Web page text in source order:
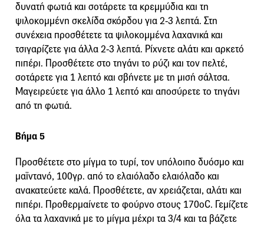
δυνατή φωτιά και σοτάρετε τα κρεμμύδια και τη
ψιλοκομμένη σκελίδα σκόρδου για 2-3 λεπτά. Στη
συνέχεια προσθέτετε τα ψιλοκομμένα λαχανικά και
τσιγαρίζετε για άλλα 2-3 λεπτά. Ρίχνετε αλάτι και αρκετό
πιπέρι. Προσθέτετε στο τηγάνι το ρύζι και τον πελτέ,
σοτάρετε για 1 λεπτό και σβήνετε με τη μισή σάλτσα.
Μαγειρεύετε για άλλο 1 λεπτό και αποσύρετε το τηγάνι
από τη φωτιά.
Βήμα 5
Προσθέτετε στο μίγμα το τυρί, τον υπόλοιπο δυόσμο και
μαϊντανό, 100γρ. από το ελαιόλαδο ελαιόλαδο και
ανακατεύετε καλά. Προσθέτετε, αν χρειάζεται, αλάτι και
πιπέρι. Προθερμαίνετε το φούρνο στους 170οC. Γεμίζετε
όλα τα λαχανικά με το μίγμα μέχρι τα 3/4 και τα βάζετε